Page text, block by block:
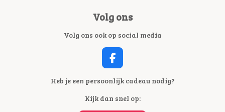
Volg ons
Volg ons ook op social media
F
A
C
B
O
Heb je een persoonlijk cadeau nodig?
Kijk dan snel op: